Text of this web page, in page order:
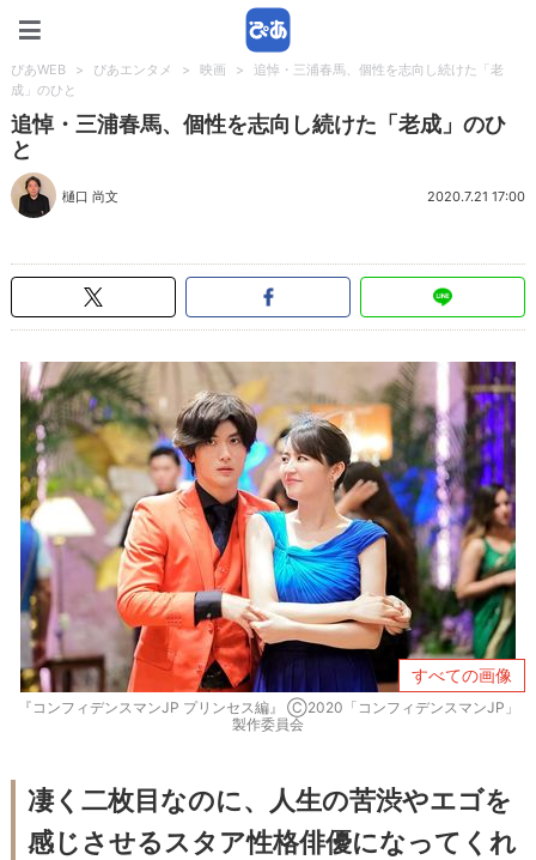
ぴあWEB > ぴあエンタメ > 映画 >
追悼・三浦春馬、個性を志向し続けた「老
成」のひと
追悼・三浦春馬、個性を志向し続けた「老成」のひ
と
樋口 尚文 2020.7.21 17:00
すべての画像
『コンフィデンスマンJP プリンセス編』 Ⓒ2020「コンフィデンスマンJP」
製作委員会
凄く二枚目なのに、人生の苦渋やエゴを
感じさせるスタア性格俳優になってくれ